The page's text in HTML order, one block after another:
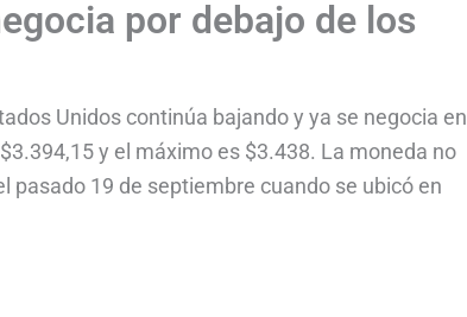
por debajo de los
Unidos continúa bajando y ya se negocia en
y el máximo es $3.438. La moneda no
pasado 19 de septiembre cuando se ubicó en